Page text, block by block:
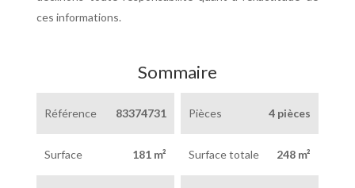
ces informations.
Sommaire
Référence 83374731 Pièces 4 pièces
Surface 181 m² Surface totale 248 m²